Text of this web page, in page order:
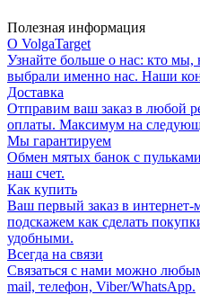
Полезная информация
О VolgaTarget
Узнайте больше о нас: кто
выбрали именно нас. Наши
Доставка
Отправим ваш заказ в любой
оплаты. Максимум на
Мы гарантируем
Обмен мятых банок с
наш счет.
Как купить
Ваш первый заказ в
подскажем как сделать
удобными.
Всегда на связи
Связаться с нами можно
mail, телефон, Viber/WhatsApp.